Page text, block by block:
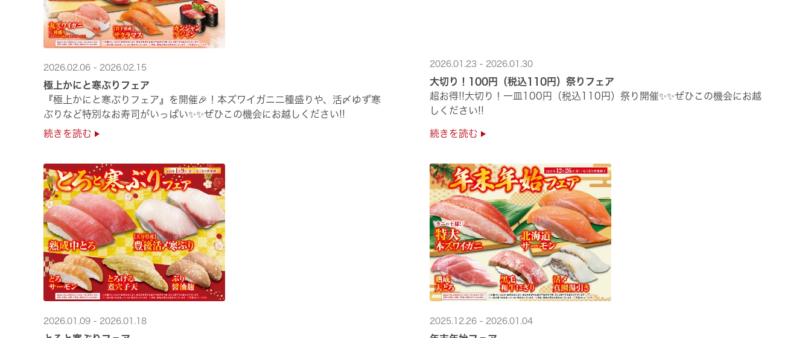
2026.02.06 - 2026.02.15
極上かにと寒ぶりフェア
『極上かにと寒ぶりフェア』を開催🎉！本ズワイガニ二種盛りや、活〆ゆず寒
ぶりなど特別なお寿司がいっぱい✨✨ぜひこの機会にお越しください!!
続きを読む
2026.01.23 - 2026.01.30
大切り！100円（税込110円）祭りフェア
超お得!!大切り！一皿100円（税込110円）祭り開催✨✨ぜひこの機会にお越
しください!!
続きを読む
2026.01.09 - 2026.01.18 2025.12.26 - 2026.01.04